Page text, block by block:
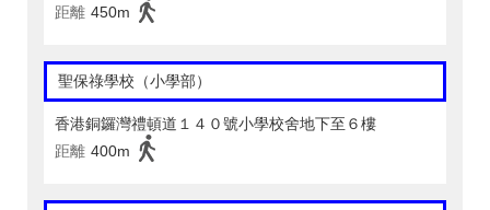
距離 450m
聖保祿學校（小學部）
香港銅鑼灣禮頓道１４０號小學校舍地下至６樓
距離 400m